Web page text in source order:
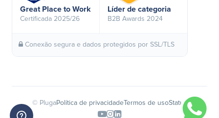
Great Place to Work
Certificada 2025/26
Líder de categoria
B2B Awards 2024
Conexão segura e dados protegidos por SSL/TLS
© PlugaPolítica de privacidadeTermos de usoStatus